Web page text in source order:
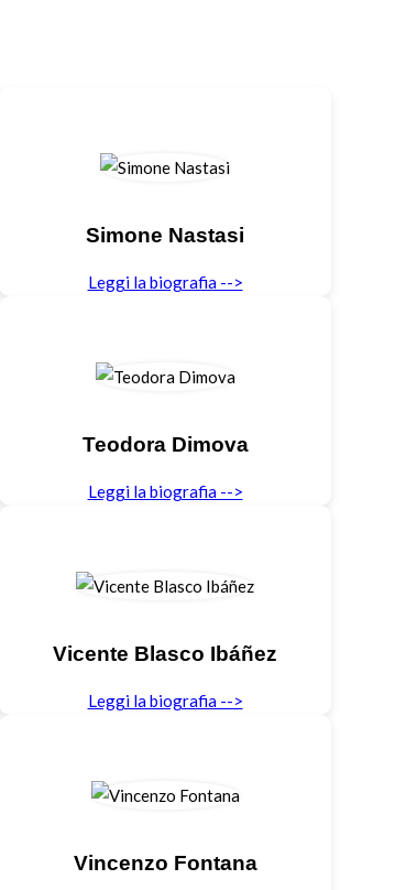
Simone Nastasi
Leggi la biografia -->
Teodora Dimova
Leggi la biografia -->
Vicente Blasco Ibáñez
Leggi la biografia -->
Vincenzo Fontana